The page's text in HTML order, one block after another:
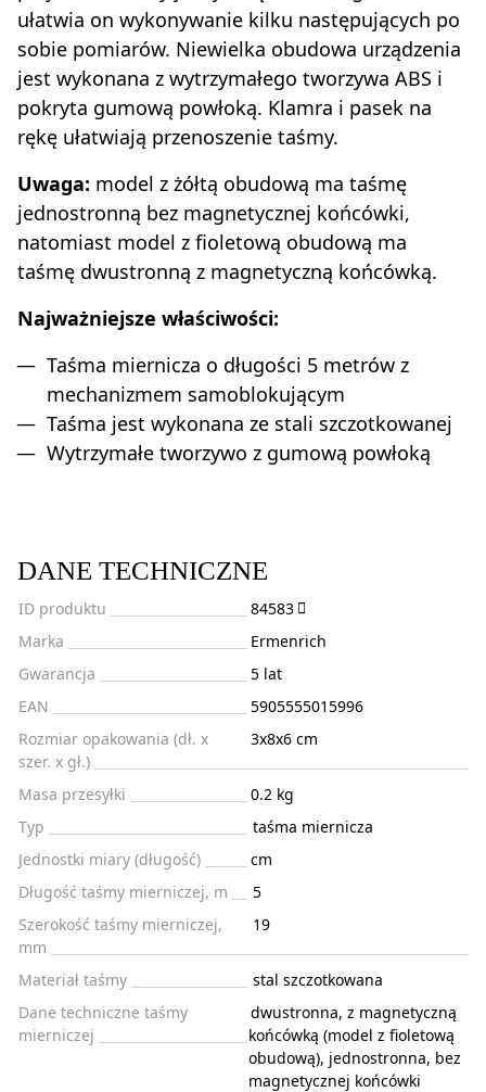
ułatwia on wykonywanie kilku następujących po
sobie pomiarów. Niewielka obudowa urządzenia
jest wykonana z wytrzymałego tworzywa ABS i
pokryta gumową powłoką. Klamra i pasek na
rękę ułatwiają przenoszenie taśmy.
Uwaga: model z żółtą obudową ma taśmę
jednostronną bez magnetycznej końcówki,
natomiast model z fioletową obudową ma
taśmę dwustronną z magnetyczną końcówką.
Najważniejsze właściwości:
Taśma miernicza o długości 5 metrów z
mechanizmem samoblokującym
Taśma jest wykonana ze stali szczotkowanej
Wytrzymałe tworzywo z gumową powłoką
DANE TECHNICZNE
ID produktu
84583
Marka
Ermenrich
Gwarancja
5 lat
EAN
5905555015996
Rozmiar opakowania (dł. x
szer. x gł.)
3x8x6 cm
Masa przesyłki
0.2 kg
Typ
taśma miernicza
Jednostki miary (długość)
cm
Długość taśmy mierniczej, m
5
Szerokość taśmy mierniczej,
mm
19
Materiał taśmy
stal szczotkowana
Dane techniczne taśmy
mierniczej
dwustronna, z magnetyczną
końcówką (model z fioletową
obudową), jednostronna, bez
magnetycznej końcówki